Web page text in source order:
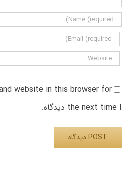
website in this browser for
the next time I دیدگاه.